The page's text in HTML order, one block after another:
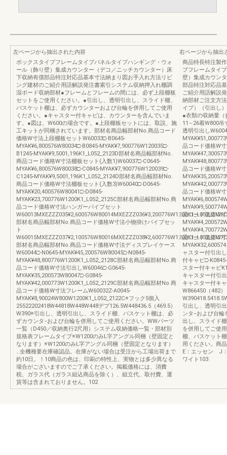
左ページから抽出された内容
ボックスタイプフレームタイプパネルタイプハンギング・ウォ
ール（飾り壁）集成カウンター（デコ／ニッチカウンター）床
下収納有償部品特注対応品基本寸法納まり図お手入れ方法リビ
ング建材のご紹介用語解説発注書索引システム収納押入れ棚調
湿ボード収納部材●フレームとフレームの間には、必ず上段棚板
セットをご使用ください。●引出し、透明引出し、スライド棚、
バスケット棚は、必ずカウンターおよび台輪を併用してご使用
ください。●キャスター付キャビは、カウンターを含んでいま
す。●図は、W600の場合です。●上段棚板セットには、取説、施
工キットが同梱されています。部材名商品幅部材No.商品コード
価格W寸法上段棚板セットW60033□-B0645-
MYAK¥6,800576W80034□-B0845-MYAK¥7,900776W120035□-
B1245-MYAK¥9,5001,196K1_L052_2123D部材名商品幅部材No.
商品コード価格W寸法棚板セット(入数1)W60037□-C0645-
MYAK¥6,800576W80038□-C0845-MYAK¥7,900776W120039□-
C1245-MYAK¥9,5001,196K1_L052_2124D部材名商品幅部材No.
商品コード価格W寸法棚板セット(入数3)W60040□-D0645-
MYAK¥20,400576W80041□-D0845-
MYAK¥23,700776W1200K1_L052_2125C部材名商品幅部材No.商
品コード価格W寸法ハンガーパイプセット
W60013MXEZZZ035¥2,600576W80014MXEZZZ036¥3,200776W1200K1_L052_2126C
部材名商品幅部材No.商品コード価格W寸法小物掛けパイプセッ
ト
W60015MXEZZZ037¥2,100576W80016MXEZZZ038¥2,600776W1200K1_L052_2127C
部材名商品幅部材No.商品コード価格W寸法ディスプレイケース
W60044□-N0645-MYAK¥45,200576W80045□-N0845-
MYAK¥48,800776W1200K1_L052_2128C部材名商品幅部材No.商
品コード価格W寸法引出しW60046□-G0645-
MYAK¥35,200573W80047□-G0845-
MYAK¥42,000773W1200K1_L052_2129C部材名商品幅部材No.商
品コード価格W寸法フレームW60032Z-A0045-
MYAK¥8,90024W800W1200K1_L052_2122C※フック5個入
25522202418W44818W448W448デプ126.5W448436.5（469.5）
W390※引出し、透明引出し、スライド棚、バスケット棚は、必
ずカウンタ−および台輪を併用してご使用ください。WWパーツ
一覧（D450／収納奥行2尺用）システム収納価格一覧・部材別
規格表フレームタイプ※W1200のみL字アングル同梱（壁固定と
なります）※W1200のみL字アングル同梱（壁固定となります）
…全機種要在庫確認品。在庫がない場合は受注から工場出荷まで
約10日。！10商品の色は、印刷の特性上、実物とは多少異なる
場合がございますのでご了承ください。掲載価格には、消費
税、ガラス代（ガラス組込商品を除く）、組立代、取付費、運
賃等は含まれておりません。102
右ページから抽出
商品特長特注製
プフレームタイ
壁）集成カウン
部品特注対応品
ご紹介用語解説
納部材ご注文方
イプ）（引出し
●衣類の収納量
11∼26着W800吊
透明引出し
品コード価格W
品コード価格W
品コード価格W
品コード価格W
品コード価格W
ャスター付引出
付キャビ□-
スター付キャビ
キャスター付引
キャスター付キ
W866450（482）
引出し、透明引
ンタ−および台輪
出し、スライド
を併用してご使
棚、バスケット
用ください。商
E：エッセン J
ワイト103